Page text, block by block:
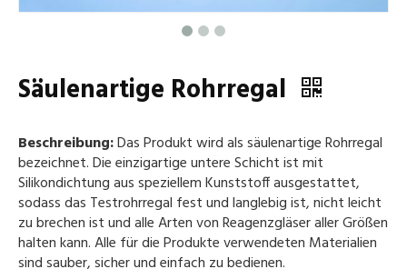
Säulenartige Rohrregal
Beschreibung:Das Produkt wird als säulenartige Rohrregal
bezeichnet. Die einzigartige untere Schicht ist mit
Silikondichtung aus speziellem Kunststoff ausgestattet,
sodass das Testrohrregal fest und langlebig ist, nicht leicht
zu brechen ist und alle Arten von Reagenzgläser aller Größen
halten kann. Alle für die Produkte verwendeten Materialien
sind sauber, sicher und einfach zu bedienen.